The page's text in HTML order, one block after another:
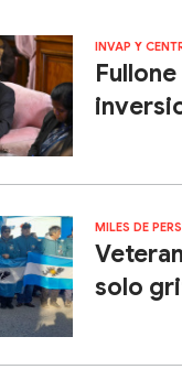
INVAP Y
MILES DE
solo